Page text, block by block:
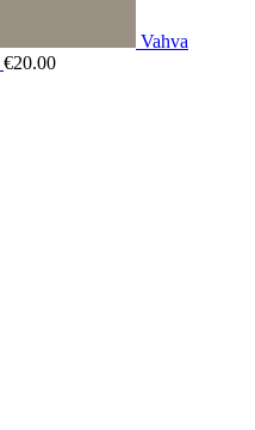
Vahva
€20.00